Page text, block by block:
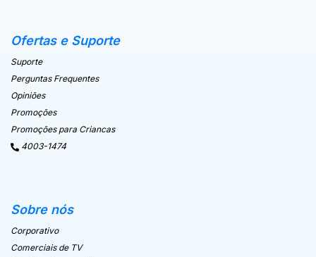
Ofertas e Suporte
Suporte
Perguntas Frequentes
Opiniões
Promoções
Promoções para Criancas
4003-1474
Sobre nós
Corporativo
Comerciais de TV